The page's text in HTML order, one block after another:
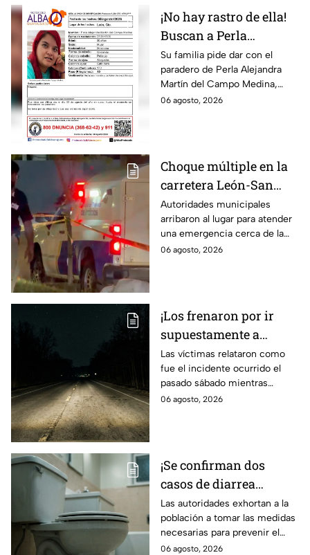
¡No hay rastro de ella!
Buscan a Perla
Alejandra Martín del
Campo Medina,
desaparecida en
Guanajuato
Su familia pide dar con el
paradero de Perla Alejandra
Martín del Campo Medina,
quien fue vista por última vez
06 agosto, 2026
Choque múltiple en la
carretera León-San
Francisco del Rincón;
deja una persona sin
vid4
Autoridades municipales
arribaron al lugar para atender
una emergencia cerca de la
comunidad de La Mora.
06 agosto, 2026
¡Los frenaron por ir
supuestamente a
exceso de velocidad!
Peregrinos de Nuevo
Laredo relatan cómo
fueron asaltados en
Las víctimas relataron como
fue el incidente ocurrido el
pasado sábado mientras
regresaban de la Ciudad de
06 agosto, 2026
¡Se confirman dos
casos de diarrea
3xplosiva en el Bajío!
Estas son las medidas
para evitar el contagio
Las autoridades exhortan a la
población a tomar las medidas
necesarias para prevenir el
contagio.
06 agosto, 2026